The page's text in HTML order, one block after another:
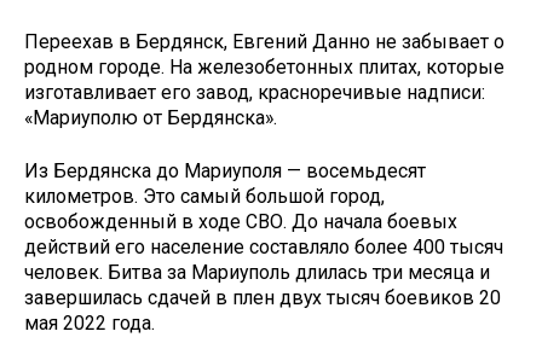
Переехав в Бердянск, Евгений Данно не забывает о
родном городе. На железобетонных плитах, которые
изготавливает его завод, красноречивые надписи:
«Мариуполю от Бердянска».
Из Бердянска до Мариуполя — восемьдесят
километров. Это самый большой город,
освобожденный в ходе СВО. До начала боевых
действий его население составляло более 400 тысяч
человек. Битва за Мариуполь длилась три месяца и
завершилась сдачей в плен двух тысяч боевиков 20
мая 2022 года.